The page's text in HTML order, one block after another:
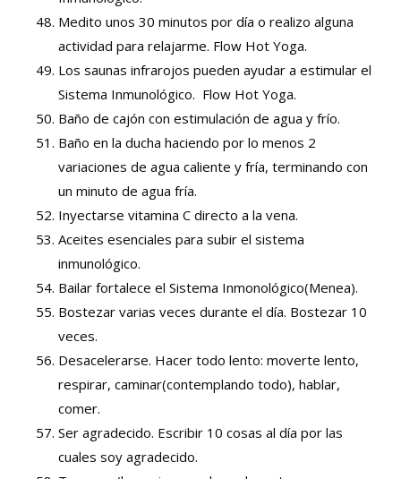
Medito unos 30 minutos por día o realizo alguna
actividad para relajarme. Flow Hot Yoga.
Los saunas infrarojos pueden ayudar a estimular el
Sistema Inmunológico. Flow Hot Yoga.
Baño de cajón con estimulación de agua y frío.
Baño en la ducha haciendo por lo menos 2
variaciones de agua caliente y fría, terminando con
un minuto de agua fría.
Inyectarse vitamina C directo a la vena.
Aceites esenciales para subir el sistema
inmunológico.
Bailar fortalece el Sistema Inmonológico(Menea).
Bostezar varias veces durante el día. Bostezar 10
veces.
Desacelerarse. Hacer todo lento: moverte lento,
respirar, caminar(contemplando todo), hablar,
comer.
Ser agradecido. Escribir 10 cosas al día por las
cuales soy agradecido.